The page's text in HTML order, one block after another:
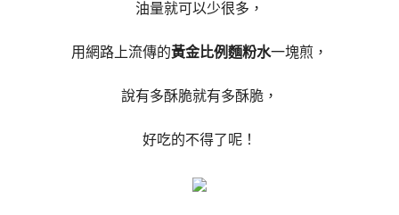
油量就可以少很多，
用網路上流傳的黃金比例麵粉水一塊煎，
說有多酥脆就有多酥脆，
好吃的不得了呢！